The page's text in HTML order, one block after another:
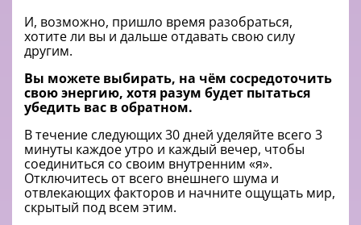
И, возможно, пришло время разобраться,
хотите ли вы и дальше отдавать свою силу
другим.
Вы можете выбирать, на чём сосредоточить
свою энергию, хотя разум будет пытаться
убедить вас в обратном.
В течение следующих 30 дней уделяйте всего 3
минуты каждое утро и каждый вечер, чтобы
соединиться со своим внутренним «я».
Отключитесь от всего внешнего шума и
отвлекающих факторов и начните ощущать мир,
скрытый под всем этим.